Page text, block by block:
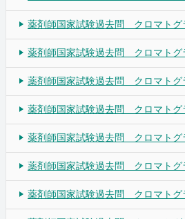
薬剤師国家試験過去問 クロマト
薬剤師国家試験過去問 クロマト
薬剤師国家試験過去問 クロマト
薬剤師国家試験過去問 クロマト
薬剤師国家試験過去問 クロマト
薬剤師国家試験過去問 クロマト
薬剤師国家試験過去問 クロマト